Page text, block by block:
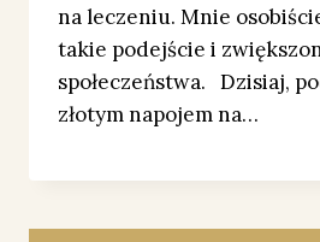
na leczeniu. Mnie
takie podejście i
społeczeństwa. Dzisiaj,
złotym napojem na…